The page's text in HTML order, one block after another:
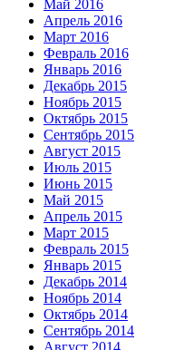
Май 2016
Апрель 2016
Март 2016
Февраль 2016
Январь 2016
Декабрь 2015
Ноябрь 2015
Октябрь 2015
Сентябрь 2015
Август 2015
Июль 2015
Июнь 2015
Май 2015
Апрель 2015
Март 2015
Февраль 2015
Январь 2015
Декабрь 2014
Ноябрь 2014
Октябрь 2014
Сентябрь 2014
Август 2014